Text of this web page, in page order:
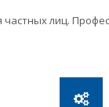
лиц.